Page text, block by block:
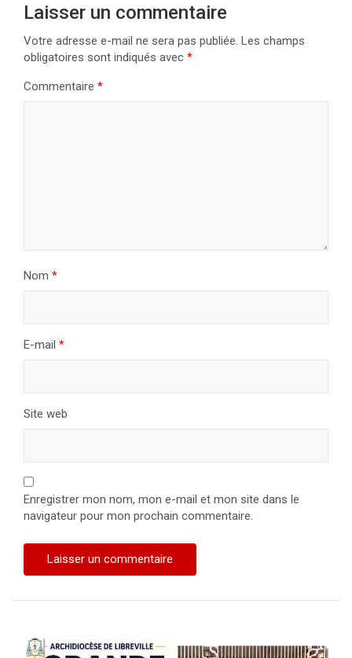
Laisser un commentaire
Votre adresse e-mail ne sera pas publiée. Les champs
obligatoires sont indiqués avec *
Commentaire *
Nom *
E-mail *
Site web
Enregistrer mon nom, mon e-mail et mon site dans le
navigateur pour mon prochain commentaire.